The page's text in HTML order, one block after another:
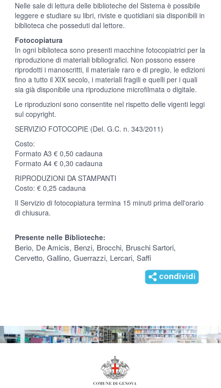
Nelle sale di lettura delle biblioteche del Sistema è possibile
leggere e studiare su libri, riviste e quotidiani sia disponibili in
biblioteca che posseduti dal lettore.
Fotocopiatura
In ogni biblioteca sono presenti macchine fotocopiatrici per la
riproduzione di materiali bibliografici. Non possono essere
riprodotti i manoscritti, il materiale raro e di pregio, le edizioni
fino a tutto il XIX secolo, i materiali fragili e quelli per i quali
sia già disponibile una riproduzione microfilmata o digitale.
Le riproduzioni sono consentite nel rispetto delle vigenti leggi
sul copyright.
SERVIZIO FOTOCOPIE (Del. G.C. n. 343/2011)
Costo:
Formato A3 € 0,50 cadauna
Formato A4 € 0,30 cadauna
RIPRODUZIONI DA STAMPANTI
Costo: € 0,25 cadauna
Il Servizio di fotocopiatura termina 15 minuti prima dell'orario
di chiusura.
Presente nelle Biblioteche:
Berio De Amicis Benzi Brocchi Bruschi Sartori
Cervetto Gallino Guerrazzi Lercari Saffi